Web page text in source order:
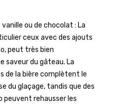
ou de chocolat : La
ceux avec des ajouts
peut très bien
saveur du gâteau. La
de la bière complètent le
du glaçage, tandis que des
peuvent rehausser les